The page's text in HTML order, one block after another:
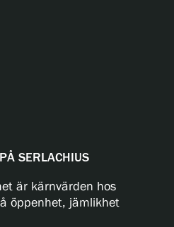
SERLACHIUS
är kärnvärden hos
öppenhet, jämlikhet